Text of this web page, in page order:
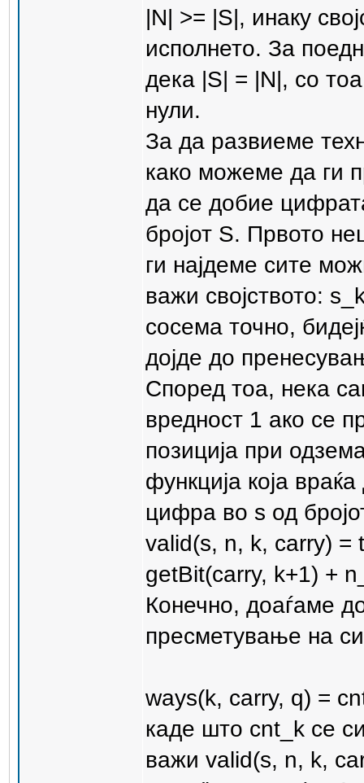
|N| >= |S|, инаку
исполнето. За
дека |S| = |N|, со
нули.
За да развиеме
како можеме да ги
да се добие
бројот S. Првото
ги најдеме сите
важи својството:
сосема точно,
дојде до
Според тоа, нека
вредност 1 ако се
позиција при
функција која
цифра во s од
valid(s, n, k, carry) =
getBit(carry, k+1) +
Конечно, доаѓаме
пресметување на
ways(k, carry, q) =
каде што cnt_k се
важи valid(s, n, k,